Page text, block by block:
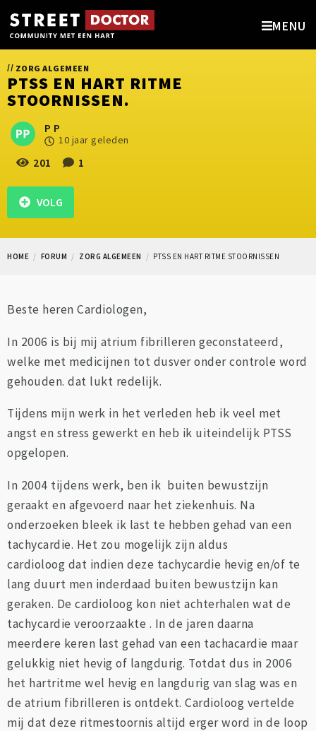
MENU
// ZORG ALGEMEEN
PTSS EN HART RITME
STOORNISSEN.
P P
10 jaar geleden
201 1
VOLG
HOME FORUM ZORG ALGEMEEN PTSS EN HART RITME STOORNISSEN
Beste heren Cardiologen,
In 2006 is bij mij atrium fibrilleren geconstateerd,
welke met medicijnen tot dusver onder controle word
gehouden. dat lukt redelijk.
Tijdens mijn werk in het verleden heb ik veel met
angst en stress gewerkt en heb ik uiteindelijk PTSS
opgelopen.
In 2004 tijdens werk, ben ik buiten bewustzijn
geraakt en afgevoerd naar het ziekenhuis. Na
onderzoeken bleek ik last te hebben gehad van een
tachycardie. Het zou mogelijk zijn aldus
cardioloog dat indien deze tachycardie hevig en/of te
lang duurt men inderdaad buiten bewustzijn kan
geraken. De cardioloog kon niet achterhalen wat de
tachycardie veroorzaakte . In de jaren daarna
meerdere keren last gehad van een tachacardie maar
gelukkig niet hevig of langdurig. Totdat dus in 2006
het hartritme wel hevig en langdurig van slag was en
de atrium fibrilleren is ontdekt. Cardioloog vertelde
mij dat deze ritmestoornis altijd erger word in de loop